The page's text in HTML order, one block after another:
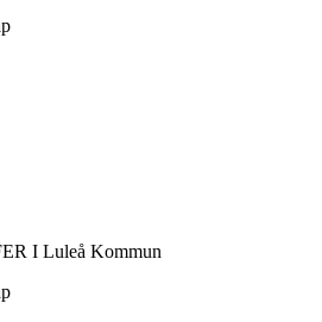
I Luleå Kommun